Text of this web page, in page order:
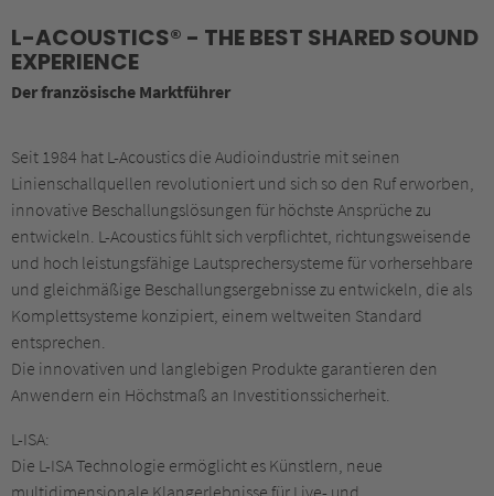
L-ACOUSTICS® - THE BEST SHARED SOUND
EXPERIENCE
Der französische Marktführer
Seit 1984 hat L-Acoustics die Audioindustrie mit seinen
Linienschallquellen revolutioniert und sich so den Ruf erworben,
innovative Beschallungslösungen für höchste Ansprüche zu
entwickeln. L-Acoustics fühlt sich verpflichtet, richtungsweisende
und hoch leistungsfähige Lautsprechersysteme für vorhersehbare
und gleichmäßige Beschallungsergebnisse zu entwickeln, die als
Komplettsysteme konzipiert, einem weltweiten Standard
entsprechen.
Die innovativen und langlebigen Produkte garantieren den
Anwendern ein Höchstmaß an Investitionssicherheit.
L-ISA:
Die L-ISA Technologie ermöglicht es Künstlern, neue